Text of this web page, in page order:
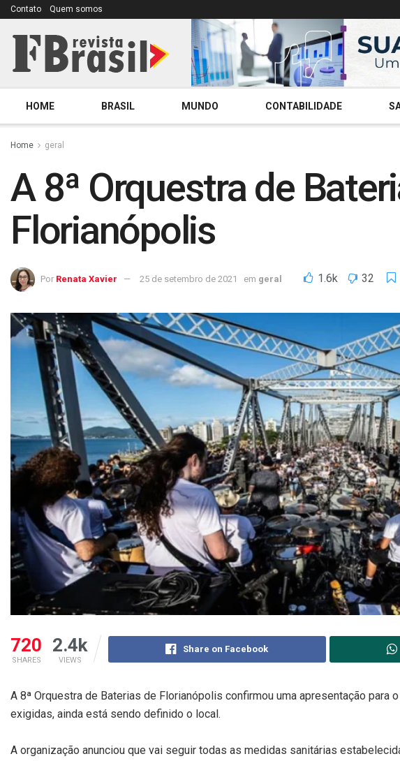
Contato Quem somos
HOME BRASIL MUNDO CONTABILIDADE
Home geral
A 8ª Orquestra de
Florianópolis
Por Renata Xavier 25 de setembro de 2021 em geral 1.6k 32
720
SHARES
2.4k
VIEWS
Share on Facebook
A 8ª Orquestra de Baterias de Florianópolis confirmou uma apresentação para
exigidas, ainda está sendo definido o local.
A organização anunciou que vai seguir todas as medidas sanitárias